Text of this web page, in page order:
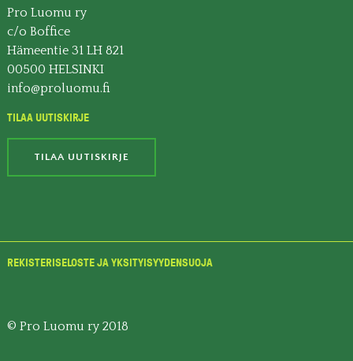
Pro Luomu ry
c/o Boffice
Hämeentie 31 LH 821
00500 HELSINKI
info@proluomu.fi
TILAA UUTISKIRJE
TILAA UUTISKIRJE
REKISTERISELOSTE JA YKSITYISYYDENSUOJA
© Pro Luomu ry 2018